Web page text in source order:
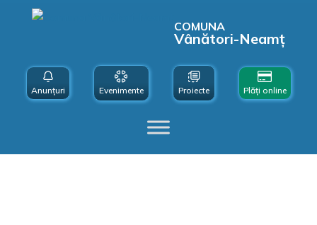
COMUNA
Vânători-Neamț
Anunțuri Evenimente Proiecte Plăți online